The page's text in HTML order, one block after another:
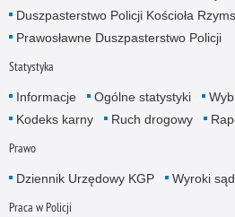
Duszpasterstwo Policji Kościoła
Prawosławne Duszpasterstwo Policji
Statystyka
Informacje Ogólne statystyki
Kodeks karny
Ruch drogowy
Prawo
Dziennik Urzędowy KGP Wyroki
Praca w Policji